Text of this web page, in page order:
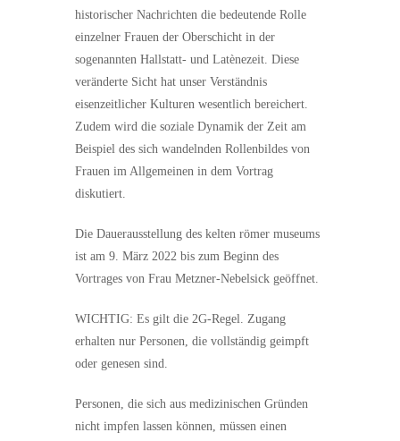
historischer Nachrichten die bedeutende Rolle
einzelner Frauen der Oberschicht in der
sogenannten Hallstatt- und Latènezeit. Diese
veränderte Sicht hat unser Verständnis
eisenzeitlicher Kulturen wesentlich bereichert.
Zudem wird die soziale Dynamik der Zeit am
Beispiel des sich wandelnden Rollenbildes von
Frauen im Allgemeinen in dem Vortrag
diskutiert.
Die Dauerausstellung des kelten römer museums
ist am 9. März 2022 bis zum Beginn des
Vortrages von Frau Metzner-Nebelsick geöffnet.
WICHTIG: Es gilt die 2G-Regel. Zugang
erhalten nur Personen, die vollständig geimpft
oder genesen sind.
Personen, die sich aus medizinischen Gründen
nicht impfen lassen können, müssen einen